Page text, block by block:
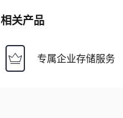
相关产品
专属企业存储服务